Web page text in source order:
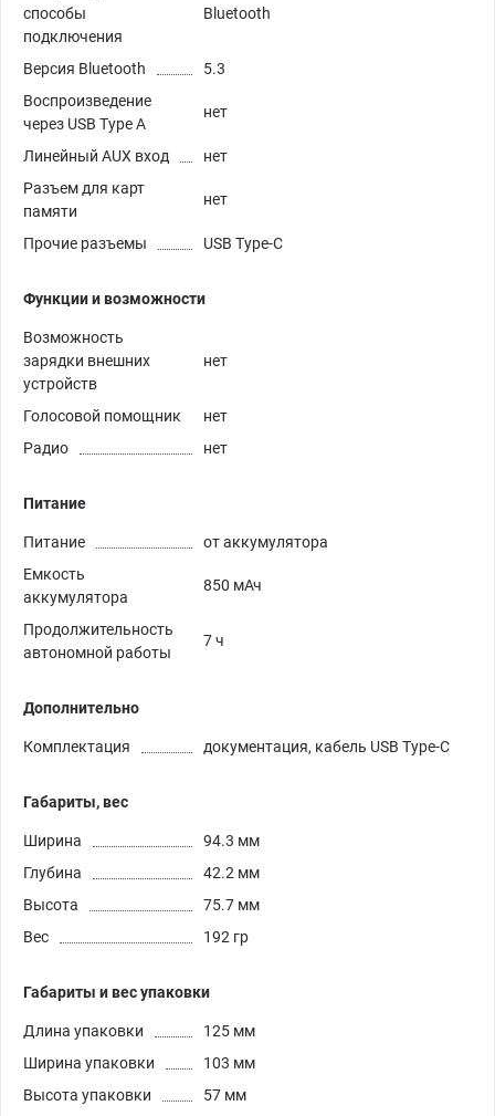
способы
подключения
Bluetooth
Версия Bluetooth
5.3
Воспроизведение
через USB Type A
нет
Линейный AUX вход
нет
Разъем для карт
памяти
нет
Прочие разъемы USB Type-C
Функции и возможности
Возможность
зарядки внешних
устройств
нет
Голосовой помощник
нет
Радио
нет
Питание
Питание
от аккумулятора
Емкость
аккумулятора
850 мАч
Продолжительность
автономной работы
7 ч
Дополнительно
Комплектация документация, кабель USB Type-C
Габариты, вес
Ширина
94.3 мм
Глубина
42.2 мм
Высота
75.7 мм
Вес
192 гр
Габариты и вес упаковки
Длина упаковки
125 мм
Ширина упаковки
103 мм
Высота упаковки
57 мм